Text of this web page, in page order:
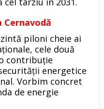
Cernavodă
piloni cheie ai
cele două
contribuție
energetice
Vorbim concret
de energie